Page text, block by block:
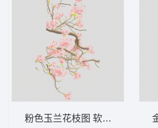
粉色玉兰花枝图 软装 装饰 窗帘